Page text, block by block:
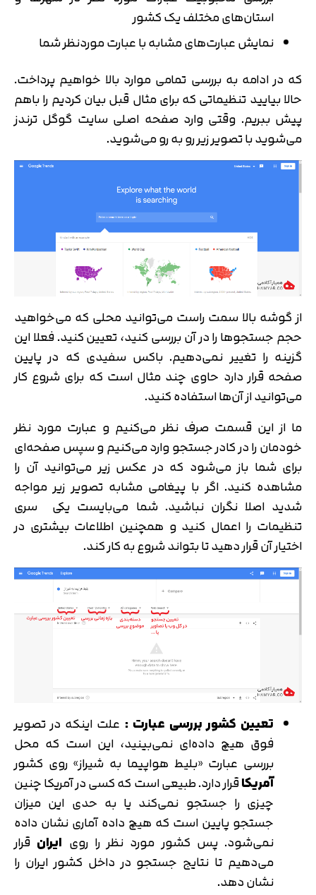
استان‌های مختلف یک کشور
نمایش عبارت‌های مشابه با عبارت موردنظر شما
که در ادامه به بررسی تمامی موارد بالا خواهیم پرداخت.
حالا بیایید تنظیماتی که برای مثال قبل بیان کردیم را باهم
پیش ببریم. وقتی وارد صفحه اصلی سایت گوگل ترندز
می‌شوید با تصویر زیر رو به رو می‌شوید.
از گوشه بالا سمت راست می‌توانید محلی که می‌خواهید
حجم جستجوها را در آن بررسی کنید، تعیین کنید. فعلا این
گزینه را تغییر نمی‌دهیم. باکس سفیدی که در پایین
صفحه قرار دارد حاوی چند مثال است که برای شروع کار
می‌توانید از آن‌ها استفاده کنید.
ما از این قسمت صرف نظر می‌کنیم و عبارت مورد نظر
خودمان را در کادر جستجو وارد می‌کنیم و سپس صفحه‌ای
برای شما باز می‌شود که در عکس زیر می‌توانید آن را
مشاهده کنید. اگر با پیغامی مشابه تصویر زیر مواجه
شدید اصلا نگران نباشید. شما می‌بایست یکی سری
تنظیمات را اعمال کنید و همچنین اطلاعات بیشتری در
اختیار آن قرار دهید تا بتواند شروع به کار کند.
تعیین کشور بررسی عبارت : علت اینکه در تصویر
فوق هیچ داده‌ای نمی‌بینید، این است که محل
بررسی عبارت «بلیط هواپیما به شیراز» روی کشور
آمریکاقرار دارد. طبیعی است که کسی در آمریکا چنین
چیزی را جستجو نمی‌کند یا به حدی این میزان
جستجو پایین است که هیچ داده آماری نشان داده
نمی‌شود. پس کشور مورد نظر را روی ایران قرار
می‌دهیم تا نتایج جستجو در داخل کشور ایران را
نشان دهد.